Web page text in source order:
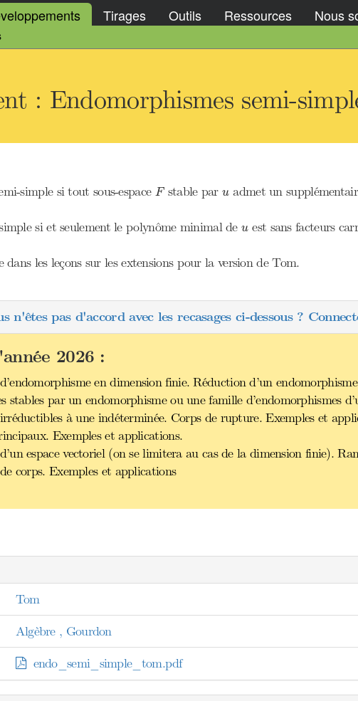
Tirages Outils Ressources Nous
: Endomorphismes semi-
simple si tout sous-espace F
Fstable paru
u admet un
si et seulement le polynôme minimal deu
u est sans facteurs
dans les leçons sur les extensions pour la version de Tom.
n'êtes pas d'accord avec les recasages ci-dessous ?
2026 :
en dimension finie. Réduction d’un
stables par un endomorphisme ou une famille d’endomorphismes
à une indéterminée. Corps de rupture. Exemples et
Exemples et applications.
espace vectoriel (on se limitera au cas de la dimension finie).
corps. Exemples et applications
Tom
Algèbre , Gourdon
endo_semi_simple_tom.pdf